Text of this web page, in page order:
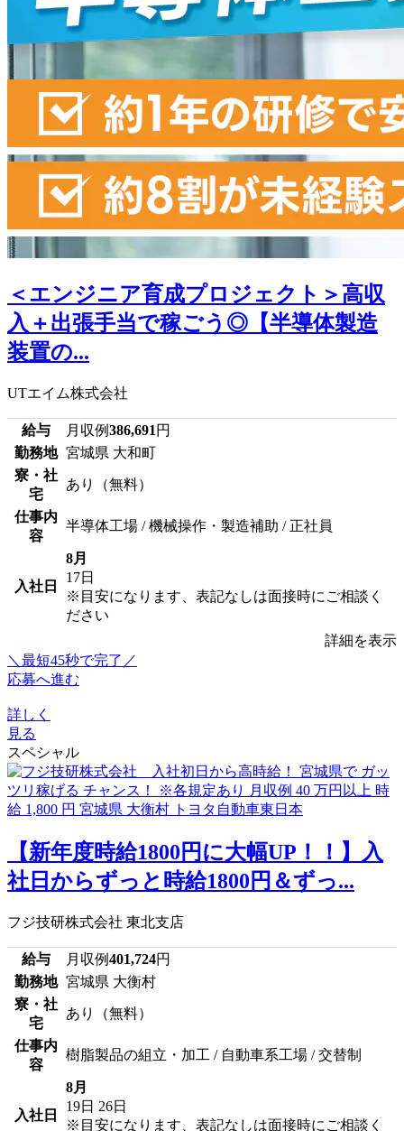
＜エンジニア育成プロジェクト＞高収
入＋出張手当で稼ごう◎【半導体製造
装置の...
UTエイム株式会社
給与 月収例386,691 円
勤務地 宮城県 大和町
寮・社
宅
あり（無料）
仕事内
容
半導体工場 / 機械操作・製造補助 / 正社員
入社日
8月
17日
※目安になります、表記なしは面接時にご相談く
ださい
詳細を表示
＼最短45秒で完了／
応募へ進む
詳しく
見る
スペシャル
【新年度時給1800円に大幅UP！！】入
社日からずっと時給1800円＆ずっ...
フジ技研株式会社 東北支店
給与 月収例401,724円
勤務地 宮城県 大衡村
寮・社
宅
あり（無料）
仕事内
容
樹脂製品の組立・加工 / 自動車系工場 / 交替制
入社日
8月
19日 26日
※目安になります、表記なしは面接時にご相談く